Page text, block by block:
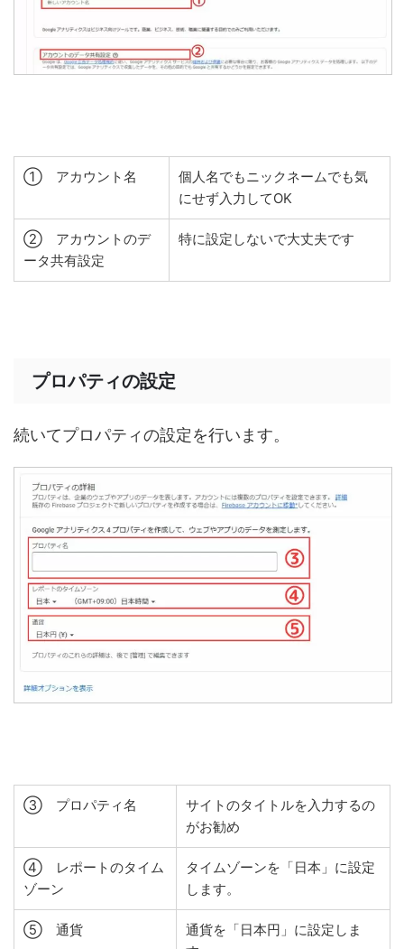
① アカウント名
個人名でもニックネームでも気
にせず入力してOK
② アカウントのデ
ータ共有設定
特に設定しないで大丈夫です
プロパティの設定
続いてプロパティの設定を行います。
③ プロパティ名
サイトのタイトルを入力するの
がお勧め
④ レポートのタイム
ゾーン
タイムゾーンを「日本」に設定
します。
⑤ 通貨
通貨を「日本円」に設定しま